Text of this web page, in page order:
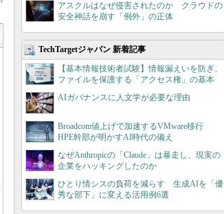
アスクルはなぜ侵害されたのか クラウドの
安全神話を崩す「例外」の正体
TechTargetジャパン 新着記事
【基本情報技術者試験】情報漏えいを防ぎ、
ファイルを保護する「アクセス権」の基本
AIガバナンスに人文学が必要な理由
Broadcom値上げで加速するVMware移行
HPE幹部が明かすAI時代の備え
なぜAnthropicの「Claude」は暴走し、現実の
企業をハッキングしたのか
ひとり情シスの負荷を減らす 生成AIを「優
秀な部下」に変える活用例6選